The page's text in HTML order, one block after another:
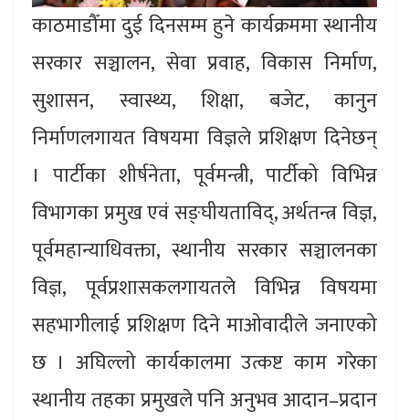
काठमाडौँमा दुई दिनसम्म हुने कार्यक्रममा स्थानीय
सरकार सञ्चालन, सेवा प्रवाह, विकास निर्माण,
सुशासन, स्वास्थ्य, शिक्षा, बजेट, कानुन
निर्माणलगायत विषयमा विज्ञले प्रशिक्षण दिनेछन्
। पार्टीका शीर्षनेता, पूर्वमन्त्री, पार्टीको विभिन्न
विभागका प्रमुख एवं सङ्घीयताविद्, अर्थतन्त्र विज्ञ,
पूर्वमहान्याधिवक्ता, स्थानीय सरकार सञ्चालनका
विज्ञ, पूर्वप्रशासकलगायतले विभिन्न विषयमा
सहभागीलाई प्रशिक्षण दिने माओवादीले जनाएको
छ । अघिल्लो कार्यकालमा उत्कष्ट काम गरेका
स्थानीय तहका प्रमुखले पनि अनुभव आदान–प्रदान